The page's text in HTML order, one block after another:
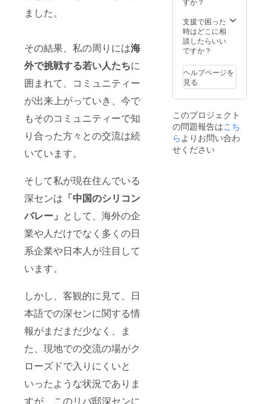
ました。
その結果、私の周りには海
外で挑戦する若い人たちに
囲まれて、コミュニティー
が出来上がっていき、今で
もそのコミュニティーで知
り合った方々との交流は続
いています。
そして私が現在住んでいる
深センは 「中国のシリコン
バレー」 として、海外の企
業や人だけでなく多くの日
系企業や日本人が注目して
います。
しかし、客観的に見て、日
本語での深センに関する情
報がまだまだ少なく、ま
た、現地での交流の場がク
ローズドで入りにくいと
いったような状況でありま
すが、このリバ邸深センに
支援で困った
時はどこに相
談したらいい
ですか？
ヘルプページを
見る
このプロジェクト
の問題報告はこち
ら よりお問い合わ
せください